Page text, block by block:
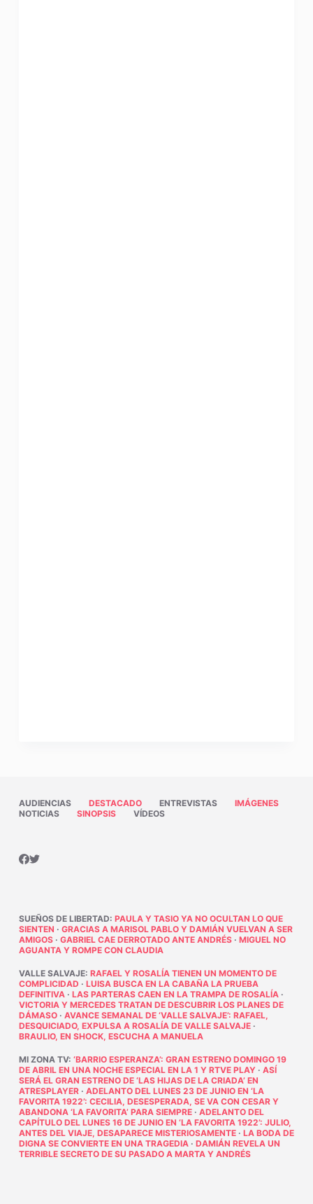
AUDIENCIAS DESTACADO ENTREVISTAS
IMÁGENES
NOTICIAS
SINOPSIS VÍDEOS
SUEÑOS DE LIBERTAD: PAULA Y TASIO YA NO OCULTAN LO QUE
SIENTEN · GRACIAS A MARISOL PABLO Y DAMIÁN VUELVAN A SER
AMIGOS· GABRIEL CAE DERROTADO ANTE ANDRÉS· MIGUEL NO
AGUANTA Y ROMPE CON CLAUDIA
VALLE SALVAJE: RAFAEL Y ROSALÍA TIENEN UN MOMENTO DE
COMPLICIDAD · LUISA BUSCA EN LA CABAÑA LA PRUEBA
DEFINITIVA· LAS PARTERAS CAEN EN LA TRAMPA DE ROSALÍA·
VICTORIA Y MERCEDES TRATAN DE DESCUBRIR LOS PLANES DE
DÁMASO· AVANCE SEMANAL DE ‘VALLE SALVAJE’: RAFAEL,
DESQUICIADO, EXPULSA A ROSALÍA DE VALLE SALVAJE·
BRAULIO, EN SHOCK, ESCUCHA A MANUELA
MI ZONA TV: ‘BARRIO ESPERANZA’: GRAN ESTRENO DOMINGO 19
DE ABRIL EN UNA NOCHE ESPECIAL EN LA 1 Y RTVE PLAY· ASÍ
SERÁ EL GRAN ESTRENO DE ‘LAS HIJAS DE LA CRIADA’ EN
ATRESPLAYER· ADELANTO DEL LUNES 23 DE JUNIO EN ‘LA
FAVORITA 1922’: CECILIA, DESESPERADA, SE VA CON CESAR Y
ABANDONA ‘LA FAVORITA’ PARA SIEMPRE· ADELANTO DEL
CAPÍTULO DEL LUNES 16 DE JUNIO EN ‘LA FAVORITA 1922’: JULIO,
ANTES DEL VIAJE, DESAPARECE MISTERIOSAMENTE· LA BODA DE
DIGNA SE CONVIERTE EN UNA TRAGEDIA· DAMIÁN REVELA UN
TERRIBLE SECRETO DE SU PASADO A MARTA Y ANDRÉS